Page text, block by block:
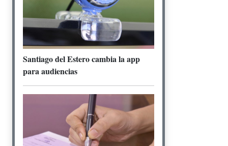
Santiago del Estero cambia la app
para audiencias